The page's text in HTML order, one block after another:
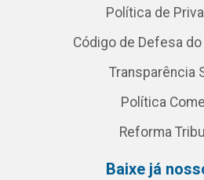
Política de
Código de Defesa
Transparência
Política
Reforma
Baixe já